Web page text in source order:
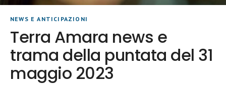
NEWS E ANTICIPAZIONI
Terra Amara news e
trama della puntata del 31
maggio 2023